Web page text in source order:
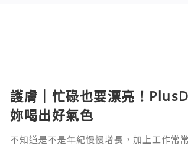
護膚｜忙碌也要漂亮！
妳喝出好氣色
不知道是不是年紀慢慢增長，加上工作常